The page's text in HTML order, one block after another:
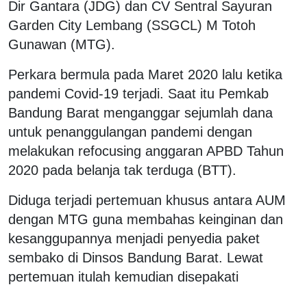
Dir Gantara (JDG) dan CV Sentral Sayuran
Garden City Lembang (SSGCL) M Totoh
Gunawan (MTG).
Perkara bermula pada Maret 2020 lalu ketika
pandemi Covid-19 terjadi. Saat itu Pemkab
Bandung Barat menganggar sejumlah dana
untuk penanggulangan pandemi dengan
melakukan refocusing anggaran APBD Tahun
2020 pada belanja tak terduga (BTT).
Diduga terjadi pertemuan khusus antara AUM
dengan MTG guna membahas keinginan dan
kesanggupannya menjadi penyedia paket
sembako di Dinsos Bandung Barat. Lewat
pertemuan itulah kemudian disepakati